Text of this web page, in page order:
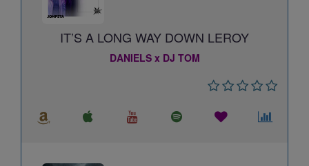
IT’S A LONG WAY DOWN LEROY
DANIELS x DJ TOM